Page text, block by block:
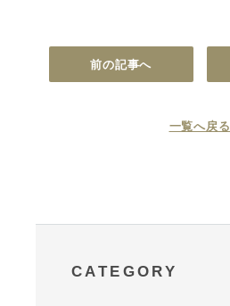
前の記事へ
一覧へ戻る
CATEGORY